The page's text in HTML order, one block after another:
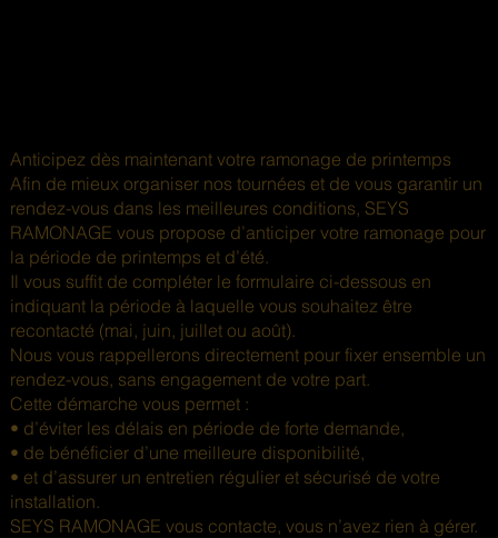
Anticipez dès maintenant votre ramonage de printemps
Afin de mieux organiser nos tournées et de vous garantir un
rendez-vous dans les meilleures conditions, SEYS
RAMONAGE vous propose d’anticiper votre ramonage pour
la période de printemps et d’été.
Il vous suffit de compléter le formulaire ci-dessous en
indiquant la période à laquelle vous souhaitez être
recontacté (mai, juin, juillet ou août).
Nous vous rappellerons directement pour fixer ensemble un
rendez-vous, sans engagement de votre part.
Cette démarche vous permet :
• d’éviter les délais en période de forte demande,
• de bénéficier d’une meilleure disponibilité,
• et d’assurer un entretien régulier et sécurisé de votre
installation.
SEYS RAMONAGE vous contacte, vous n’avez rien à gérer.